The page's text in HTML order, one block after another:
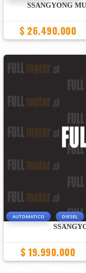
SSANGYONG
$ 26.490.000
AUTOMATICO DIESEL
$ 19.990.000